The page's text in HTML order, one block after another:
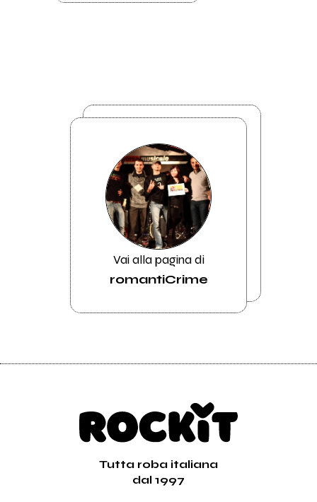
Vai alla pagina di
romantiCrime
Tutta roba italiana
dal 1997